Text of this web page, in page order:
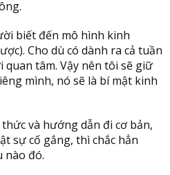
biết đến mô hình kinh
Cho dù có dành ra cả tuần
tâm. Vậy nên tôi sẽ giữ
mình, nó sẽ là bí mật kinh
và hướng dẫn đi cơ bản,
sự cố gắng, thì chắc hẳn
nào đó.